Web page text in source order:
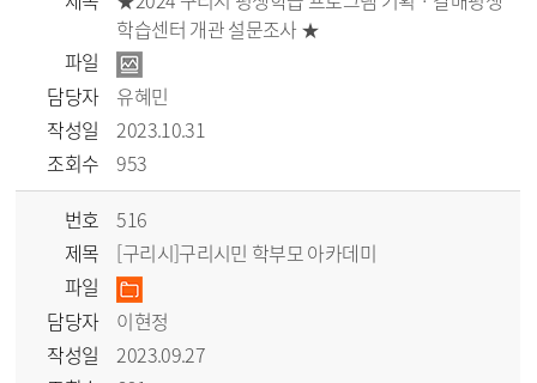
학습센터 개관 설문조사 ★
파일
담당자
유혜민
작성일
2023.10.31
조회수
953
번호
516
제목
[구리시]구리시민 학부모 아카데미
파일
담당자
이현정
작성일
2023.09.27